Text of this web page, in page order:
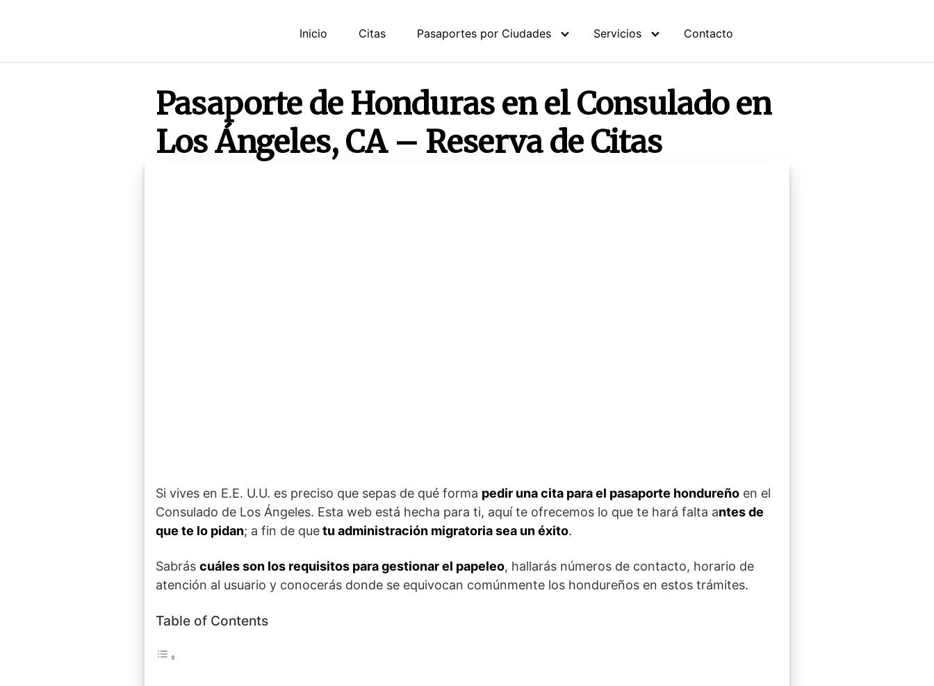
Inicio Citas Pasaportes por Ciudades Servicios Contacto
Pasaporte de Honduras en el Consulado en
Los Ángeles, CA – Reserva de Citas
Si vives en E.E. U.U. es preciso que sepas de qué forma pedir una cita para el pasaporte hondureño en el
Consulado de Los Ángeles. Esta web está hecha para ti, aquí te ofrecemos lo que te hará falta antes de
que te lo pidan; a fin de quetu administración migratoria sea un éxito.
Sabrás cuáles son los requisitos para gestionar el papeleo, hallarás números de contacto, horario de
atención al usuario y conocerás donde se equivocan comúnmente los hondureños en estos trámites.
Table of Contents